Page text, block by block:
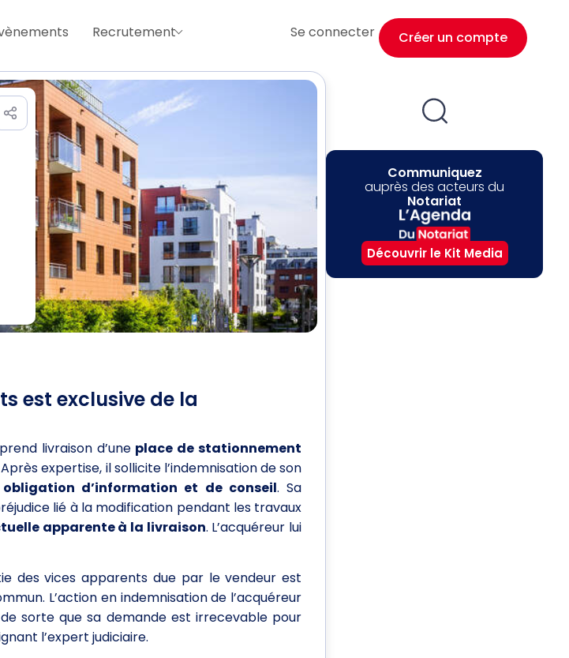
Recrutement Se connecter Créer un compte
est exclusive de la
livraison d’une place de stationnement
expertise, il sollicite l’indemnisation de son
d’information et de conseil. Sa
lié à la modification pendant les travaux
apparente à la livraison. L’acquéreur lui
des vices apparents due par le vendeur est
L’action en indemnisation de l’acquéreur
sorte que sa demande est irrecevable pour
l’expert judiciaire.
Communiquez
auprès des acteurs du
Notariat
Découvrir le Kit Media